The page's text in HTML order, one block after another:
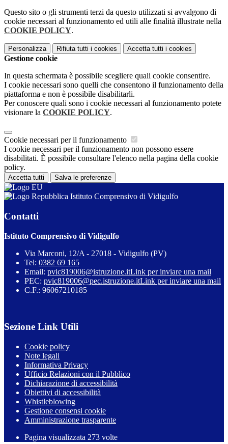
Questo sito o gli strumenti terzi da questo utilizzati si avvalgono di
cookie necessari al funzionamento ed utili alle finalità illustrate nella
COOKIE POLICY.
Personalizza Rifiuta tutti i cookies Accetta tutti i cookies
Gestione cookie
In questa schermata è possibile scegliere quali cookie consentire.
I cookie necessari sono quelli che consentono il funzionamento della
piattaforma e non è possibile disabilitarli.
Per conoscere quali sono i cookie necessari al funzionamento potete
visionare la COOKIE POLICY.
Cookie necessari per il funzionamento
I cookie necessari per il funzionamento non possono essere
disabilitati. È possibile consultare l'elenco nella pagina della cookie
policy.
Accetta tutti Salva le preferenze
Istituto Comprensivo di Vidigulfo
Contatti
Istituto Comprensivo di Vidigulfo
Via Marconi, 12/A - 27018 - Vidigulfo (PV)
Tel: 0382 69 165
Email: pvic819006@istruzione.itLink per inviare una mail
PEC: pvic819006@pec.istruzione.itLink per inviare una mail
C.F.: 96067210185
Sezione Link Utili
Cookie policy
Note legali
Informativa Privacy
Ufficio Relazioni con il Pubblico
Dichiarazione di accessibilità
Obiettivi di accessibilità
Whistleblowing
Gestione consensi cookie
Amministrazione trasparente
Pagina visualizzata 273 volte